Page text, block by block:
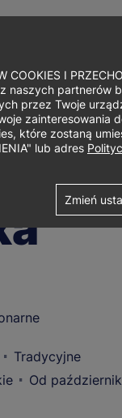
Tradycyjne
Od
COOKIES I
naszych partnerów
przez Twoje
które zostaną
lub adres
Zmień